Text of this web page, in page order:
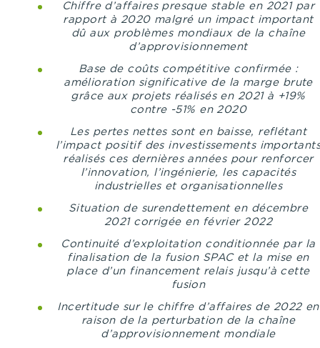
Chiffre d’affaires presque stable en 2021 par
rapport à 2020 malgré un impact important
dû aux problèmes mondiaux de la chaîne
d’approvisionnement
Base de coûts compétitive confirmée :
amélioration significative de la marge brute
grâce aux projets réalisés en 2021 à +19%
contre -51% en 2020
Les pertes nettes sont en baisse, reflétant
l’impact positif des investissements
réalisés ces dernières années pour renforcer
l’innovation, l’ingénierie, les capacités
industrielles et organisationnelles
Situation de surendettement en décembre
2021 corrigée en février 2022
Continuité d’exploitation conditionnée par la
finalisation de la fusion SPAC et la mise en
place d’un financement relais jusqu’à cette
fusion
Incertitude sur le chiffre d’affaires de 2022 en
raison de la perturbation de la chaîne
d’approvisionnement mondiale